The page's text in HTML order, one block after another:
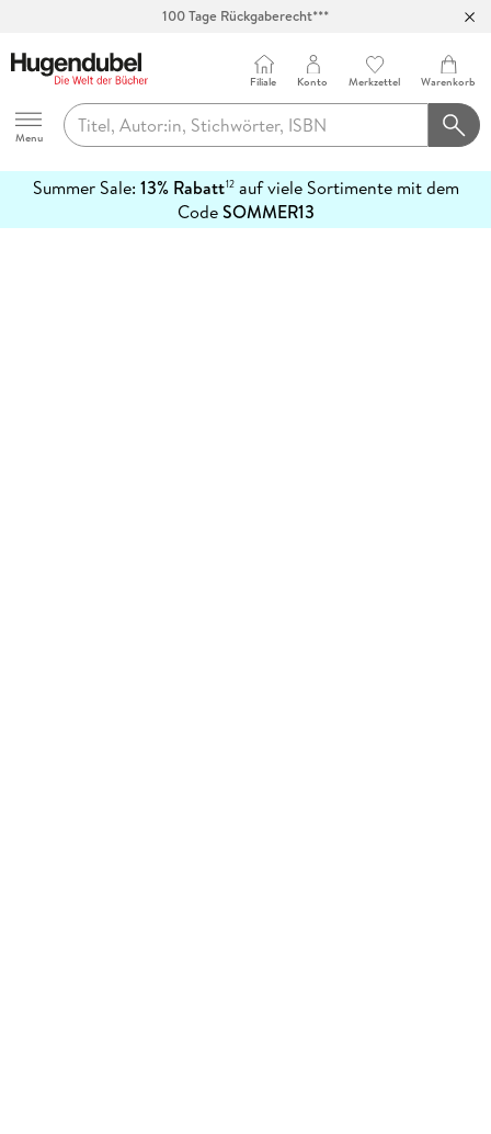
100 Tage Rückgaberecht***
Hugendubel
Menu
Filiale Konto Merkzettel Warenkorb
Summer Sale: 13% Rabatt12auf viele Sortimente mit dem
CodeSOMMER13
erfahren